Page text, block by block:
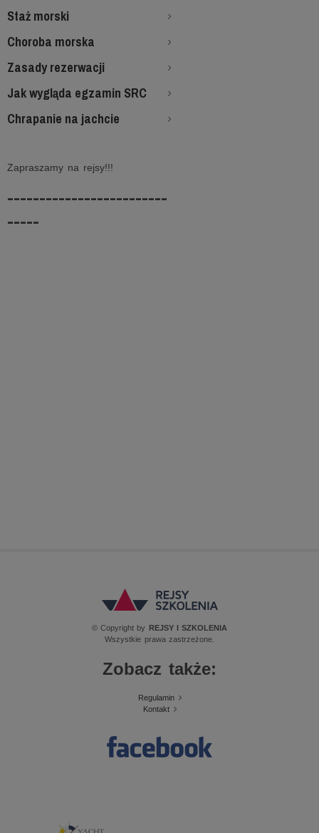
Staż morski
Choroba morska
Zasady rezerwacji
Jak wygląda egzamin SRC
Chrapanie na jachcie
Zapraszamy na rejsy!!!
-------------------------
-----
© Copyright by REJSY I SZKOLENIA
Wszystkie prawa zastrzeżone.
Zobacz także:
Regulamin
Kontakt